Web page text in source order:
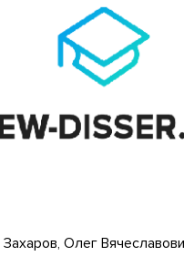
Захаров, Олег